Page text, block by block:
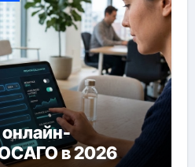
онлайн-
в 2026